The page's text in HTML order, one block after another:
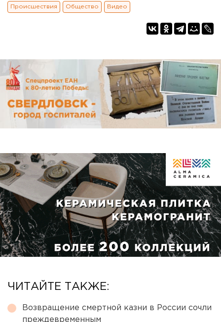
Происшествия Общество Видео
ЧИТАЙТЕ ТАКЖЕ:
Возвращение смертной казни в России сочли
преждевременным